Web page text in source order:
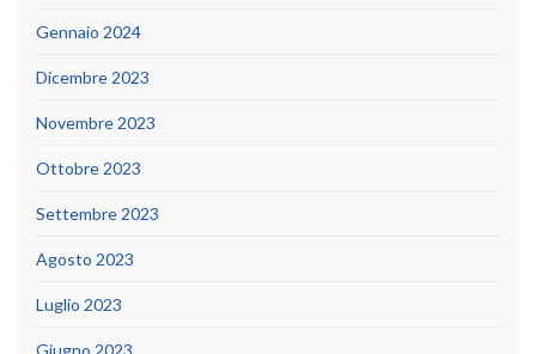
Gennaio 2024
Dicembre 2023
Novembre 2023
Ottobre 2023
Settembre 2023
Agosto 2023
Luglio 2023
Giugno 2023